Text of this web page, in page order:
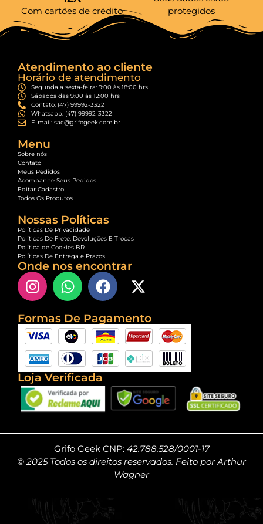
Com cartões de crédito
protegidos
Atendimento ao cliente
Horário de atendimento
Segunda a sexta-feira: 9:00 às 18:00 hrs
Sábados das 9:00 às 12:00 hrs
Contato: (47) 99992-3322
Whatsapp: (47) 99992-3322
E-mail: sac@grifogeek.com.br
Menu
Sobre nós
Contato
Meus Pedidos
Acompanhe Seus Pedidos
Editar Cadastro
Todos Os Produtos
Nossas Políticas
Políticas De Privacidade
Políticas De Frete, Devoluções E Trocas
Política de Cookies BR
Políticas De Entrega e Prazos
Onde nos encontrar
Formas De Pagamento
Loja Verificada
Grifo Geek CNP: 42.788.528/0001-17
© 2025 Todos os direitos reservados. Feito por Arthur
Wagner